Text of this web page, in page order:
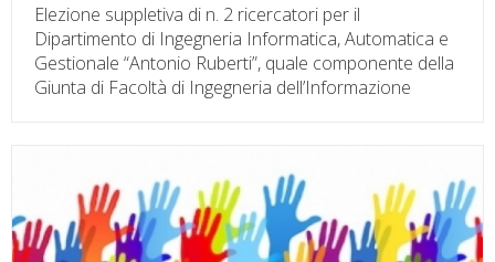
Elezione suppletiva di n. 2 ricercatori per il
Dipartimento di Ingegneria Informatica, Automatica e
Gestionale “Antonio Ruberti”, quale componente della
Giunta di Facoltà di Ingegneria dell’Informazione